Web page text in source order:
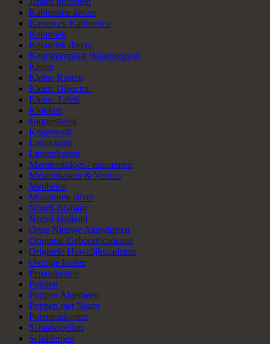
Kabinetten divers
Kasten en Kabinetten
Keramiek
Keramiek divers
Keurtekenplaat Waarborgwet
Kisten
Kleine Kasten
Kleine Objecten
Kleine Tafels
Klokken
koopjeshoek
Koperwerk
Ladekasten
Linnenkasten
Meesterstukjes / miniaturen
Meidenkasten & Vertico
Meubelen
Miniaturen zilver
Noord-Brabant
Noord-Holland
Onze Nieuwe Aanwinsten
Originele Geboortecadeaus
Originele Huwelijkscadeaus
Overige kasten
Penantkasten
Poppen
Poppen Algemeen
Poppen met Naam
Porseleinkasten
Schaakspellen
Schilderijen